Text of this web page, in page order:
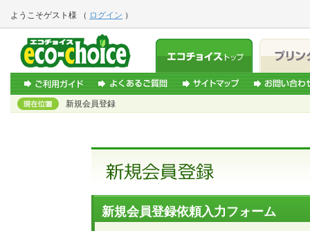
新規会員登録
新規会員登録依頼入力フォーム
ようこそゲスト様 （ ログイン ）